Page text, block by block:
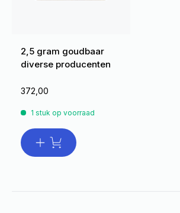
2,5 gram goudbaar
diverse producenten
372,00
1 stuk op voorraad